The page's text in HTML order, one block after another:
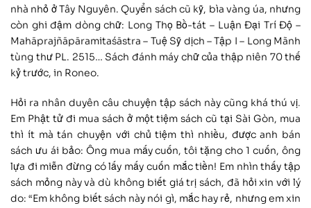
nhà nhỏ ở Tây Nguyên. Quyển sách cũ kỹ, bìa vàng úa, nhưng
còn ghi đậm dòng chữ: Long Thọ Bồ-tát – Luận Đại Trí Độ –
Mahāprajñāpāramitaśāstra – Tuệ Sỹ dịch – Tập I – Long Mãnh
tùng thư PL. 2515… Sách đánh máy chữ của thập niên 70 thế
kỷ trước, in Roneo.
Hỏi ra nhân duyên câu chuyện tập sách này cũng khá thú vị.
Em Phật tử đi mua sách ở một tiệm sách cũ tại Sài Gòn, mua
thì ít mà tán chuyện với chủ tiệm thì nhiều, được anh bán
sách ưu ái bảo: Ông mua mấy cuốn, tôi tặng cho 1 cuốn, ông
lựa đi miễn đừng có lấy mấy cuốn mắc tiền! Em nhìn thấy tập
sách mỏng này và dù không biết giá trị sách, đã hỏi xin với lý
do: “Em không biết sách này nói gì, mắc hay rẻ, nhưng em xin